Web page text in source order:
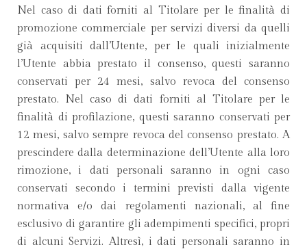
Nel caso di dati forniti al Titolare per le finalità di
promozione commerciale per servizi diversi da quelli
già acquisiti dall’Utente, per le quali inizialmente
l’Utente abbia prestato il consenso, questi saranno
conservati per 24 mesi, salvo revoca del consenso
prestato. Nel caso di dati forniti al Titolare per le
finalità di profilazione, questi saranno conservati per
12 mesi, salvo sempre revoca del consenso prestato. A
prescindere dalla determinazione dell’Utente alla loro
rimozione, i dati personali saranno in ogni caso
conservati secondo i termini previsti dalla vigente
normativa e/o dai regolamenti nazionali, al fine
esclusivo di garantire gli adempimenti specifici, propri
di alcuni Servizi. Altresì, i dati personali saranno in